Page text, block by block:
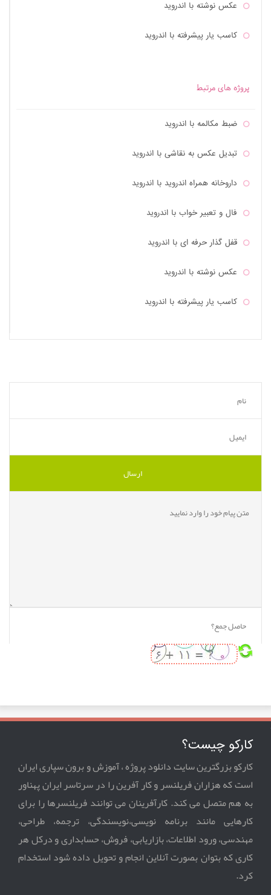
عکس نوشته با اندروید
کاسب یار پیشرفته با اندروید
کارت بانک همراه با اندروید
سورس کد آزمون آیین نامه رانندگی
پروژه های مرتبط
ضبط مکالمه با اندروید
تبدیل عکس به نقاشی با اندروید
داروخانه همراه اندروید با اندروید
فال و تعبیر خواب با اندروید
قفل گذار حرفه ای با اندروید
عکس نوشته با اندروید
کاسب یار پیشرفته با اندروید
سورس کد برنامه شمارنده معکوس برای اندروید
کارکو چیست؟
کارکو بزرگترین سایت دانلود پروژه ، آموزش و برون سپاری ایران
است که هزاران فریلنسر و کار آفرین را در سرتاسر ایران پهناور
به هم متصل می کند. کارآفرینان می توانند فریلنسرها را برای
کارهایی مانند برنامه نویسی،نویسندگی، ترجمه، طراحی،
مهندسی، ورود اطلاعات، بازاریابی، فروش، حسابداری و درکل هر
کاری که بتوان بصورت آنلاین انجام و تحویل داده شود استخدام
کرد.